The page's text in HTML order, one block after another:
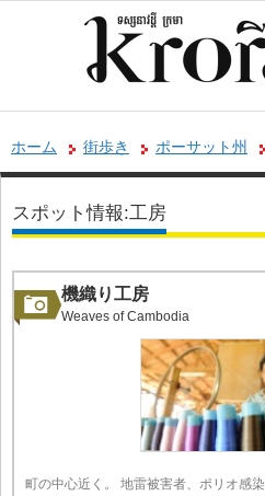
ホーム 街歩き ポーサット州
スポット情報:工房
機織り工房
Weaves of Cambodia
町の中心近く。 地雷被害者、ポリオ感